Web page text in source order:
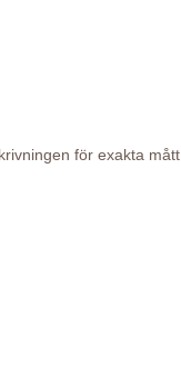
för exakta mått.